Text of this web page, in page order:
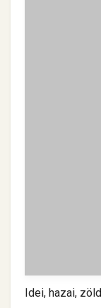
Idei, hazai, zöld